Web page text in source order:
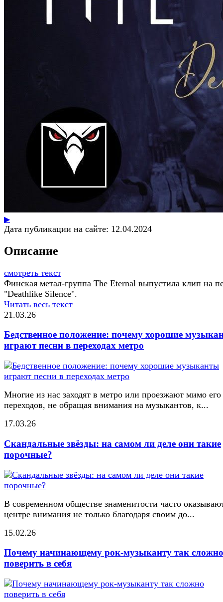
▶
Дата публикации на сайте: 12.04.2024
Описание
смотреть текст
Финская метал-группа The Eternal выпустила клип на
"Deathlike Silence".
Читать весь текст
21.03.26
Бедственное положение: почему хорошие
играют песни в переходах метро
Многие из нас заходят в метро или проезжают мимо его
переходов, не обращая внимания на музыкантов, к...
17.03.26
Скандальные звёзды: на самом ли деле они такие
порочные?
В современном обществе знаменитости часто
центре внимания не только благодаря своим до...
15.02.26
Почему начинающему рок-музыканту так сложно
поверить в себя